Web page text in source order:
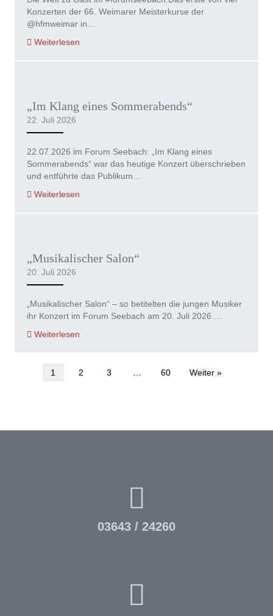
Konzerten der 66. Weimarer Meisterkurse der
@hfmweimar in…
Weiterlesen
„Im Klang eines Sommerabends“
22. Juli 2026
22.07.2026 im Forum Seebach: „Im Klang eines
Sommerabends“ war das heutige Konzert überschrieben
und entführte das Publikum…
Weiterlesen
„Musikalischer Salon“
20. Juli 2026
„Musikalischer Salon“ – so betitelten die jungen Musiker
ihr Konzert im Forum Seebach am 20. Juli 2026….
Weiterlesen
1 2 3 60 Weiter »
03643 / 24260